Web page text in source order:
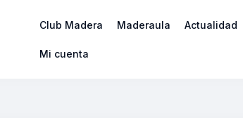
Club Madera Maderaula Actualidad
Mi cuenta